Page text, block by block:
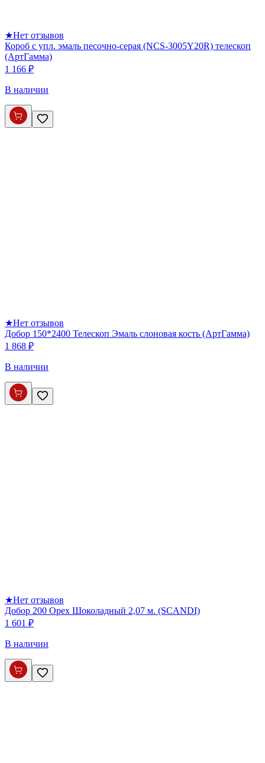
★Нет отзывов
Короб с упл. эмаль песочно-серая (NCS-3005Y20R) телескоп
(АртГамма)
1 166 ₽
В наличии
★Нет отзывов
Добор 150*2400 Телескоп Эмаль слоновая кость (АртГамма)
1 868 ₽
В наличии
★Нет отзывов
Добор 200 Орех Шоколадный 2,07 м. (SCANDI)
1 601 ₽
В наличии